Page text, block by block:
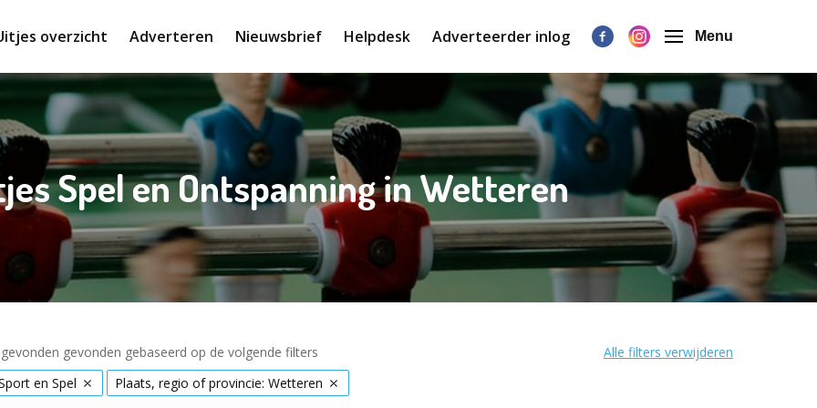
overzicht Adverteren Nieuwsbrief Helpdesk Adverteerder inlog Menu
Spel en Ontspanning in Wetteren
gevonden gebaseerd op de volgende filters
Alle filters verwijderen
en Spel
Plaats, regio of provincie: Wetteren